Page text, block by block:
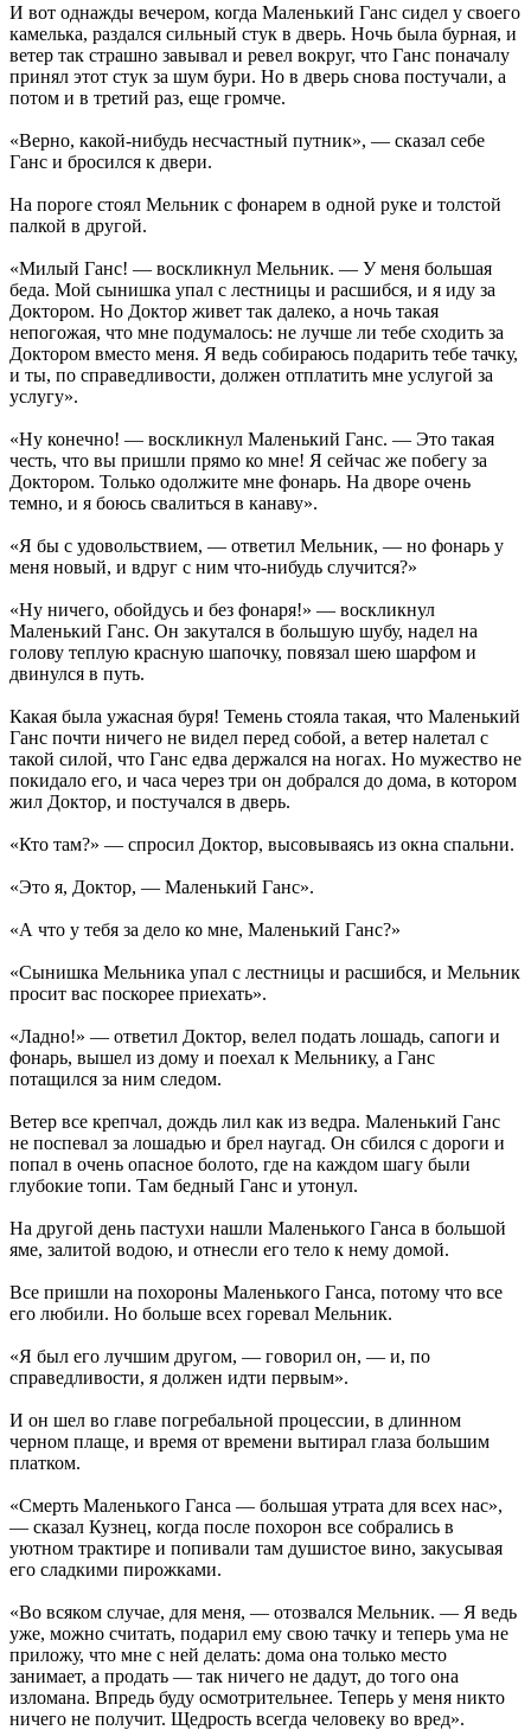
И вот однажды вечером, когда Маленький Ганс сидел у своего
камелька, раздался сильный стук в дверь. Ночь была бурная, и
ветер так страшно завывал и ревел вокруг, что Ганс поначалу
принял этот стук за шум бури. Но в дверь снова постучали, а
потом и в третий раз, еще громче.
«Верно, какой-нибудь несчастный путник», — сказал себе
Ганс и бросился к двери.
На пороге стоял Мельник с фонарем в одной руке и толстой
палкой в другой.
«Милый Ганс! — воскликнул Мельник. — У меня большая
беда. Мой сынишка упал с лестницы и расшибся, и я иду за
Доктором. Но Доктор живет так далеко, а ночь такая
непогожая, что мне подумалось: не лучше ли тебе сходить за
Доктором вместо меня. Я ведь собираюсь подарить тебе тачку,
и ты, по справедливости, должен отплатить мне услугой за
услугу».
«Ну конечно! — воскликнул Маленький Ганс. — Это такая
честь, что вы пришли прямо ко мне! Я сейчас же побегу за
Доктором. Только одолжите мне фонарь. На дворе очень
темно, и я боюсь свалиться в канаву».
«Я бы с удовольствием, — ответил Мельник, — но фонарь у
меня новый, и вдруг с ним что-нибудь случится?»
«Ну ничего, обойдусь и без фонаря!» — воскликнул
Маленький Ганс. Он закутался в большую шубу, надел на
голову теплую красную шапочку, повязал шею шарфом и
двинулся в путь.
Какая была ужасная буря! Темень стояла такая, что Маленький
Ганс почти ничего не видел перед собой, а ветер налетал с
такой силой, что Ганс едва держался на ногах. Но мужество не
покидало его, и часа через три он добрался до дома, в котором
жил Доктор, и постучался в дверь.
«Кто там?» — спросил Доктор, высовываясь из окна спальни.
«Это я, Доктор, — Маленький Ганс».
«А что у тебя за дело ко мне, Маленький Ганс?»
«Сынишка Мельника упал с лестницы и расшибся, и Мельник
просит вас поскорее приехать».
«Ладно!» — ответил Доктор, велел подать лошадь, сапоги и
фонарь, вышел из дому и поехал к Мельнику, а Ганс
потащился за ним следом.
Ветер все крепчал, дождь лил как из ведра. Маленький Ганс
не поспевал за лошадью и брел наугад. Он сбился с дороги и
попал в очень опасное болото, где на каждом шагу были
глубокие топи. Там бедный Ганс и утонул.
На другой день пастухи нашли Маленького Ганса в большой
яме, залитой водою, и отнесли его тело к нему домой.
Все пришли на похороны Маленького Ганса, потому что все
его любили. Но больше всех горевал Мельник.
«Я был его лучшим другом, — говорил он, — и, по
справедливости, я должен идти первым».
И он шел во главе погребальной процессии, в длинном
черном плаще, и время от времени вытирал глаза большим
платком.
«Смерть Маленького Ганса — большая утрата для всех нас»,
— сказал Кузнец, когда после похорон все собрались в
уютном трактире и попивали там душистое вино, закусывая
его сладкими пирожками.
«Во всяком случае, для меня, — отозвался Мельник. — Я ведь
уже, можно считать, подарил ему свою тачку и теперь ума не
приложу, что мне с ней делать: дома она только место
занимает, а продать — так ничего не дадут, до того она
изломана. Впредь буду осмотрительнее. Теперь у меня никто
ничего не получит. Щедрость всегда человеку во вред».